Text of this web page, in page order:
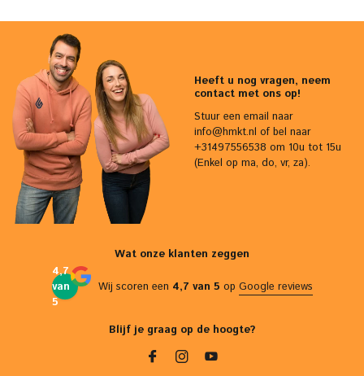
Heeft u nog vragen, neem
contact met ons op!
Stuur een email naar
info@hmkt.nl of bel naar
+31497556538 om 10u tot 15u
(Enkel op ma, do, vr, za).
Wat onze klanten zeggen
4,7
van
5
Wij scoren een 4,7 van 5 op Google reviews
Blijf je graag op de hoogte?